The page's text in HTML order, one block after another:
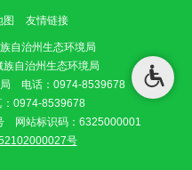
图 友情链接
自治州生态环境局
自治州生态环境局
局 电话：0974-8539678
0974-8539678
网站标识码：6325000001
号